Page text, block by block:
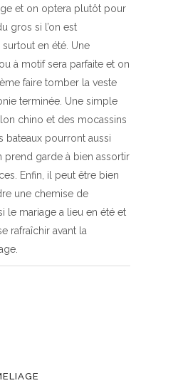
et on optera plutôt pour
gros si l’on est
en été. Une
à motif sera parfaite et on
faire tomber la veste
terminée. Une simple
chino et des mocassins
bateaux pourront aussi
prend garde à bien assortir
Enfin, il peut être bien
une chemise de
le mariage a lieu en été et
rafraîchir avant la